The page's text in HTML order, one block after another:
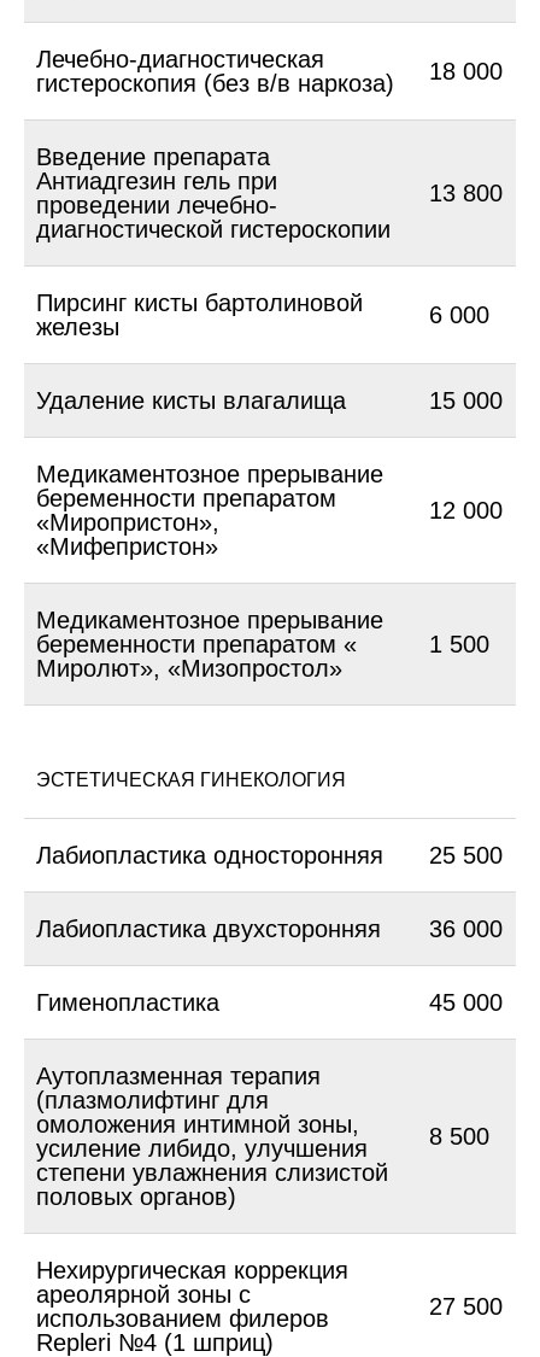
Лечебно-диагностическая
гистероскопия (без в/в наркоза)
18 000
Введение препарата
Антиадгезин гель при
проведении лечебно-
диагностической гистероскопии
13 800
Пирсинг кисты бартолиновой
железы
6 000
Удаление кисты влагалища 15 000
Медикаментозное прерывание
беременности препаратом
«Миропристон»,
«Мифепристон»
12 000
Медикаментозное прерывание
беременности препаратом «
Миролют», «Мизопростол»
1 500
ЭСТЕТИЧЕСКАЯ ГИНЕКОЛОГИЯ
Лабиопластика односторонняя 25 500
Лабиопластика двухсторонняя 36 000
Гименопластика 45 000
Аутоплазменная терапия
(плазмолифтинг для
омоложения интимной зоны,
усиление либидо, улучшения
степени увлажнения слизистой
половых органов)
8 500
Нехирургическая коррекция
ареолярной зоны с
использованием филеров
Repleri №4 (1 шприц)
27 500